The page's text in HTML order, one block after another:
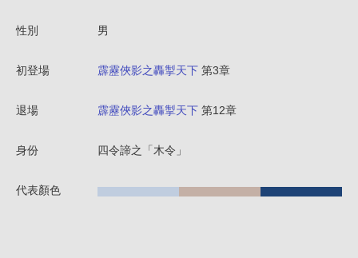
性別 男
初登場 霹靂俠影之轟掣天下 第3章
退場 霹靂俠影之轟掣天下 第12章
身份 四令諦之「木令」
代表顏色